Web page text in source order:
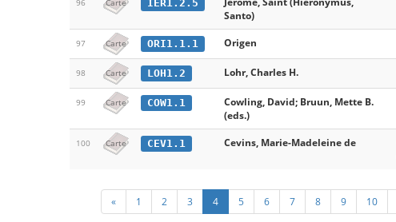
96 Carte IER1.2.5
Santo)
97 Carte ORI1.1.1 Origen
98 Carte LOH1.2 Lohr, Charles H.
99 Carte COW1.1
Cowling, David; Bruun, Mette B.
(eds.)
100 Carte CEV1.1 Cevins, Marie-Madeleine de
« 1 2 3 4 5 6 7 8 9 10